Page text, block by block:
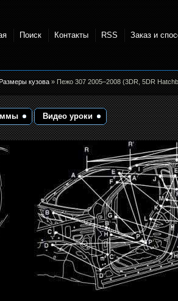
Поиск Контакты RSS Заказ и
Размеры кузова» Пежо 307 2005–2008 (3DR, 5DR
Видео уроки